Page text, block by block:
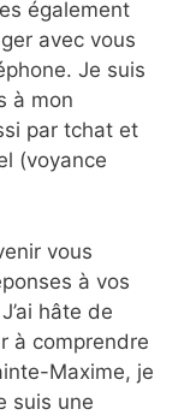
également
avec vous
Je suis
à mon
par tchat et
(voyance
vous
à vos
hâte de
à comprendre
Maxime, je
suis une